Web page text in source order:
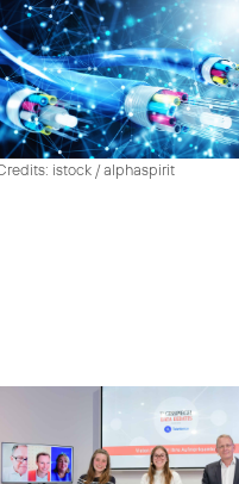
istock / alphaspirit